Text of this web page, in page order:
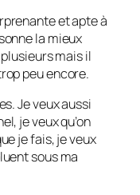
et apte à
la mieux
mais il
peu encore.
Je veux aussi
je veux qu’on
je fais, je veux
sous ma